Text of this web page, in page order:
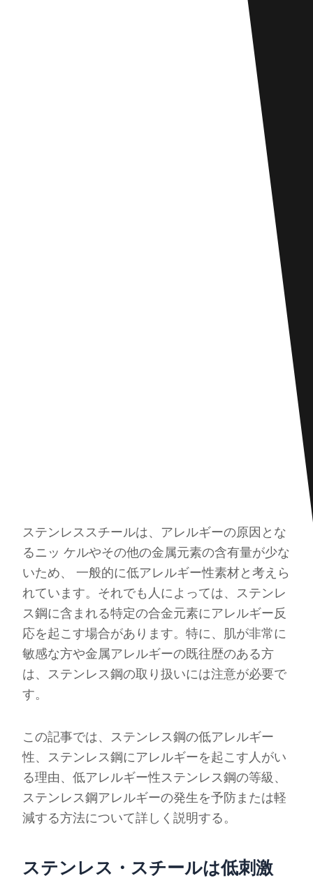
ステンレススチールは、アレルギーの原因とな
るニッ ケルやその他の金属元素の含有量が少な
いため、 一般的に低アレルギー性素材と考えら
れています。それでも人によっては、ステンレ
ス鋼に含まれる特定の合金元素にアレルギー反
応を起こす場合があります。特に、肌が非常に
敏感な方や金属アレルギーの既往歴のある方
は、ステンレス鋼の取り扱いには注意が必要で
す。
この記事では、ステンレス鋼の低アレルギー
性、ステンレス鋼にアレルギーを起こす人がい
る理由、低アレルギー性ステンレス鋼の等級、
ステンレス鋼アレルギーの発生を予防または軽
減する方法について詳しく説明する。
ステンレス・スチールは低刺激